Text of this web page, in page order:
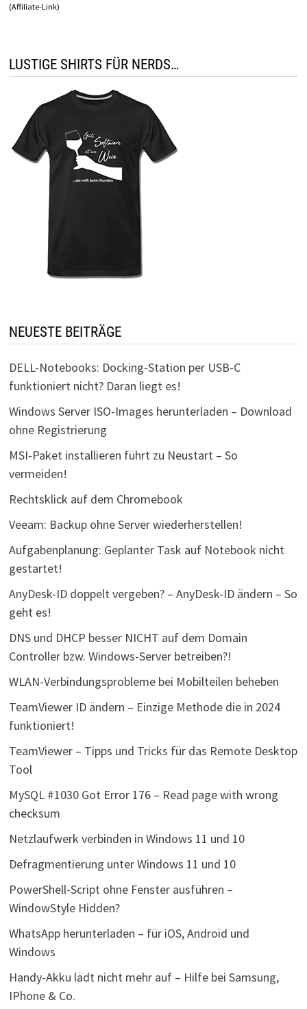
(Affiliate-Link)
LUSTIGE SHIRTS FÜR NERDS…
NEUESTE BEITRÄGE
DELL-Notebooks: Docking-Station per USB-C
funktioniert nicht? Daran liegt es!
Windows Server ISO-Images herunterladen – Download
ohne Registrierung
MSI-Paket installieren führt zu Neustart – So
vermeiden!
Rechtsklick auf dem Chromebook
Veeam: Backup ohne Server wiederherstellen!
Aufgabenplanung: Geplanter Task auf Notebook nicht
gestartet!
AnyDesk-ID doppelt vergeben? – AnyDesk-ID ändern – So
geht es!
DNS und DHCP besser NICHT auf dem Domain
Controller bzw. Windows-Server betreiben?!
WLAN-Verbindungsprobleme bei Mobilteilen beheben
TeamViewer ID ändern – Einzige Methode die in 2024
funktioniert!
TeamViewer – Tipps und Tricks für das Remote Desktop
Tool
MySQL #1030 Got Error 176 – Read page with wrong
checksum
Netzlaufwerk verbinden in Windows 11 und 10
Defragmentierung unter Windows 11 und 10
PowerShell-Script ohne Fenster ausführen –
WindowStyle Hidden?
WhatsApp herunterladen – für iOS, Android und
Windows
Handy-Akku lädt nicht mehr auf – Hilfe bei Samsung,
IPhone & Co.